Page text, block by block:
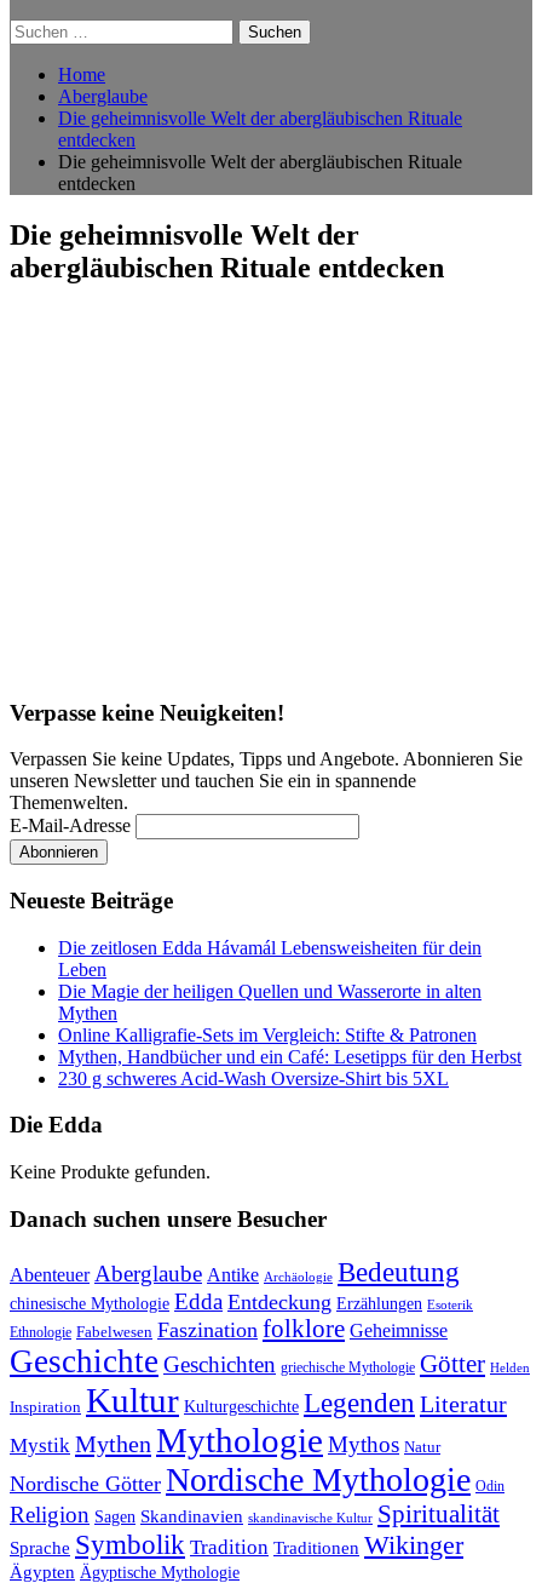
Suchen
nach:
Home
Aberglaube
Die geheimnisvolle Welt der abergläubischen Rituale
entdecken
Die geheimnisvolle Welt der abergläubischen Rituale
entdecken
Die geheimnisvolle Welt der
abergläubischen Rituale entdecken
Verpasse keine Neuigkeiten!
Verpassen Sie keine Updates, Tipps und Angebote. Abonnieren Sie
unseren Newsletter und tauchen Sie ein in spannende
Themenwelten.
E-Mail-Adresse
Neueste Beiträge
Die zeitlosen Edda Hávamál Lebensweisheiten für dein
Leben
Die Magie der heiligen Quellen und Wasserorte in alten
Mythen
Online Kalligrafie‑Sets im Vergleich: Stifte & Patronen
Mythen, Handbücher und ein Café: Lesetipps für den Herbst
230 g schweres Acid-Wash Oversize-Shirt bis 5XL
Die Edda
Keine Produkte gefunden.
Danach suchen unsere Besucher
Abenteuer Aberglaube Antike Archäologie Bedeutung
chinesische Mythologie Edda Entdeckung Erzählungen Esoterik
Ethnologie Fabelwesen Faszination folklore Geheimnisse
Geschichte Geschichten griechische Mythologie Götter Helden
Inspiration Kultur Kulturgeschichte Legenden Literatur
Mystik Mythen Mythologie Mythos Natur
Nordische Götter Nordische Mythologie Odin
Religion Sagen Skandinavien skandinavische Kultur Spiritualität
Sprache Symbolik Tradition Traditionen Wikinger
Ägypten Ägyptische Mythologie